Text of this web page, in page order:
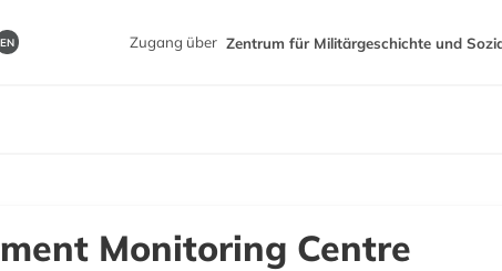
EN Zugang über Zentrum für Militärgeschichte und
Monitoring Centre